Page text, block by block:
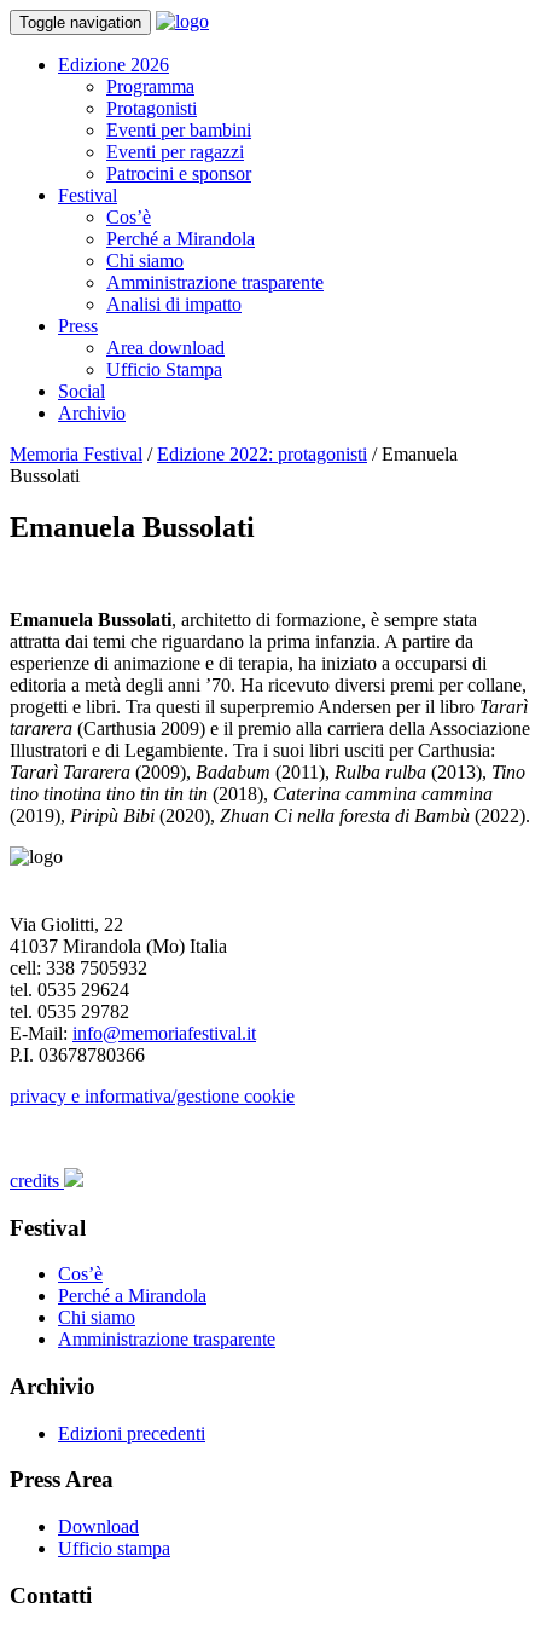
Toggle navigation
Edizione 2026
Programma
Protagonisti
Eventi per bambini
Eventi per ragazzi
Patrocini e sponsor
Festival
Cos’è
Perché a Mirandola
Chi siamo
Amministrazione trasparente
Analisi di impatto
Press
Area download
Ufficio Stampa
Social
Archivio
Memoria Festival /Edizione 2022: protagonisti /Emanuela
Bussolati
Emanuela Bussolati
Emanuela Bussolati, architetto di formazione, è sempre stata
attratta dai temi che riguardano la prima infanzia. A partire da
esperienze di animazione e di terapia, ha iniziato a occuparsi di
editoria a metà degli anni ’70. Ha ricevuto diversi premi per collane,
progetti e libri. Tra questi il superpremio Andersen per il libro Tararì
tararera (Carthusia 2009) e il premio alla carriera della Associazione
Illustratori e di Legambiente. Tra i suoi libri usciti per Carthusia:
Tararì Tararera (2009), Badabum (2011), Rulba rulba (2013), Tino
tino tinotina tino tin tin tin (2018), Caterina cammina cammina
(2019), Piripù Bibi (2020), Zhuan Ci nella foresta di Bambù (2022).
Via Giolitti, 22
41037 Mirandola (Mo) Italia
cell: 338 7505932
tel. 0535 29624
tel. 0535 29782
E-Mail: info@memoriafestival.it
P.I. 03678780366
privacy e informativa/gestione cookie
credits
Festival
Cos’è
Perché a Mirandola
Chi siamo
Amministrazione trasparente
Archivio
Edizioni precedenti
Press Area
Download
Ufficio stampa
Contatti